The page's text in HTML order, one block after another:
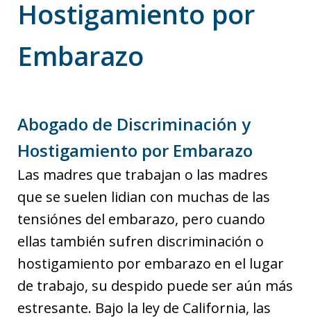
Hostigamiento por
Embarazo
Abogado de Discriminación y
Hostigamiento por Embarazo
Las madres que trabajan o las madres
que se suelen lidian con muchas de las
tensiónes del embarazo, pero cuando
ellas también sufren discriminación o
hostigamiento por embarazo en el lugar
de trabajo, su despido puede ser aún más
estresante. Bajo la ley de California, las